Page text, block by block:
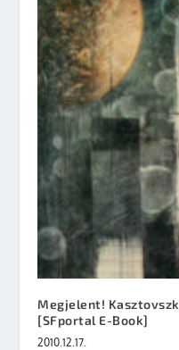
Megjelent!
[SFportal E-Book]
2010.12.17.